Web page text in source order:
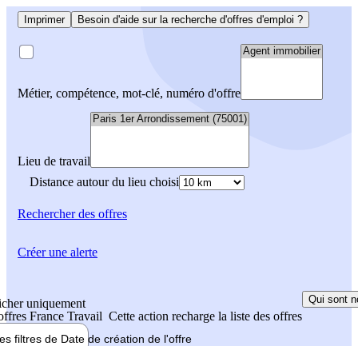
Imprimer Besoin d'aide sur la recherche d'offres d'emploi ?
Métier, compétence, mot-clé, numéro d'offre
Lieu de travail
Distance autour du lieu choisi
Rechercherdes offres
uniquement
France Travail Cette action recharge la liste des offres
Qui sont
filtres de Date de création de l'offre
Créer une alerte